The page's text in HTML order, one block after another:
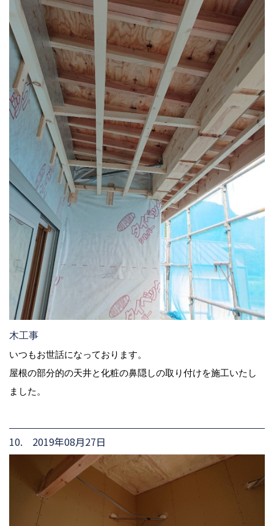
木工事
いつもお世話になっております。
屋根の部分的の天井と化粧の鼻隠しの取り付けを施工いたし
ました。
10. 2019年08月27日